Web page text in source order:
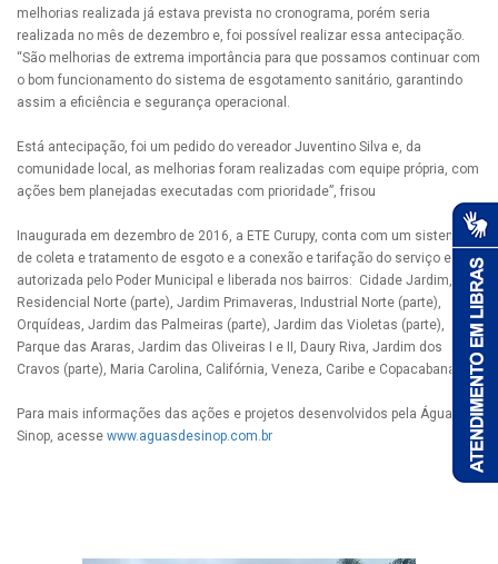
melhorias realizada já estava prevista no cronograma, porém seria
realizada no mês de dezembro e, foi possível realizar essa antecipação.
“São melhorias de extrema importância para que possamos continuar com
o bom funcionamento do sistema de esgotamento sanitário, garantindo
assim a eficiência e segurança operacional.
Está antecipação, foi um pedido do vereador Juventino Silva e, da
comunidade local, as melhorias foram realizadas com equipe própria, com
ações bem planejadas executadas com prioridade”, frisou
Inaugurada em dezembro de 2016, a ETE Curupy, conta com um sistema
de coleta e tratamento de esgoto e a conexão e tarifação do serviço está
autorizada pelo Poder Municipal e liberada nos bairros: Cidade Jardim,
Residencial Norte (parte), Jardim Primaveras, Industrial Norte (parte),
Orquídeas, Jardim das Palmeiras (parte), Jardim das Violetas (parte),
Parque das Araras, Jardim das Oliveiras I e II, Daury Riva, Jardim dos
Cravos (parte), Maria Carolina, Califórnia, Veneza, Caribe e Copacabana.
Para mais informações das ações e projetos desenvolvidos pela Águas de
Sinop, acesse www.aguasdesinop.com.br